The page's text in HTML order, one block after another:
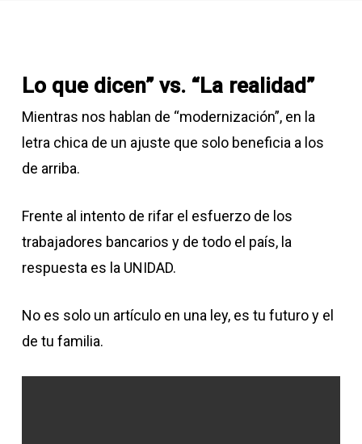
Lo que dicen” vs. “La realidad”
Mientras nos hablan de “modernización”, en la
letra chica de un ajuste que solo beneficia a los
de arriba.
Frente al intento de rifar el esfuerzo de los
trabajadores bancarios y de todo el país, la
respuesta es la UNIDAD.
​No es solo un artículo en una ley, es tu futuro y el
de tu familia.